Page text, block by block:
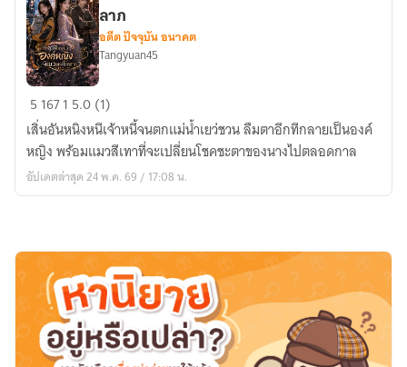
ทะลุ
มิติ
มา
เป็น
องค์
แมว
แห่ง
โชค
ลาภ
ลาภ
อดีต ปัจจุบัน อนาคต
Tangyuan45
5 1671 5.0 (1)
เสิ่นอันหนิงหนีเจ้าหนี้จนตกแม่น้ำเยว่ชวน ลืมตาอีกทีกลายเป็นองค์
หญิง พร้อมแมวสีเทาที่จะเปลี่ยนโชคชะตาของนางไปตลอดกาล
อัปเดตล่าสุด 24 พ.ค. 69 / 17:08 น.